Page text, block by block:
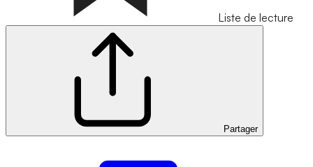
Liste de lecture
Partager